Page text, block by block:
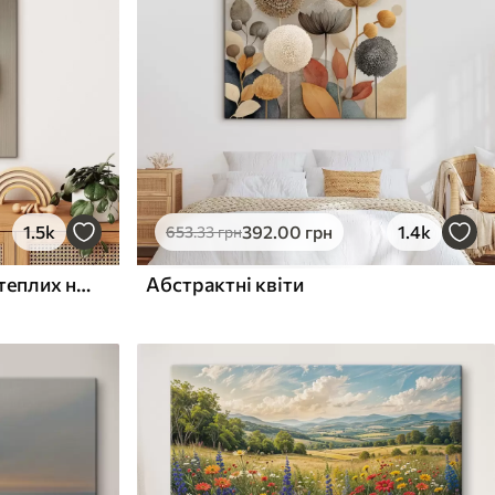
1.5k
Рельєфні кола та гілка в теплих нейтральних тонах
653.33грн392.00 грн 1.4k
Абстрактні квіти